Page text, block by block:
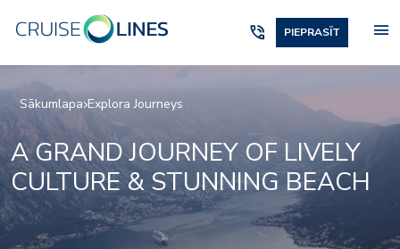
phone_in_talk PIEPRASĪT menu
Sākumlapa Explora Journeys
A GRAND JOURNEY OF LIVELY
CULTURE & STUNNING BEACH